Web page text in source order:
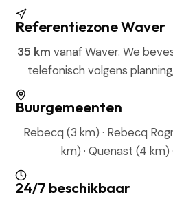
Referentiezone Waver
35 km vanaf Waver. We
telefonisch volgens
Buurgemeenten
Rebecq (3 km) · Rebecq
km) · Quenast (4 km)
24/7 beschikbaar